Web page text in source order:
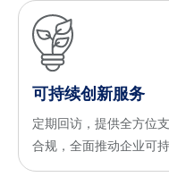
可持续创新服务
定期回访，提供全方位
合规，全面推动企业可持